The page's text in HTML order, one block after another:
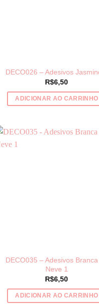
DECO026 – Adesivos
R$6,50
ADICIONAR AO CARRINHO
DECO035 – Adesivos
Neve 1
R$6,50
ADICIONAR AO CARRINHO